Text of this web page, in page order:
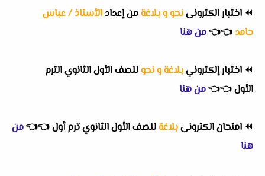
⏪ اختبار الكترونىنحو و بلاغةمن إعداد الأستاذ / عباس
حامد 👈
👈من هنا
⏪ اختبار إلكترونيبلاغة و نحوللصف الأول الثانوي الترم
الأول👈
👈من هنا
⏪ امتحان الكترونىبلاغةللصف الأول الثانوي ترم أول👈
👈من
هنا